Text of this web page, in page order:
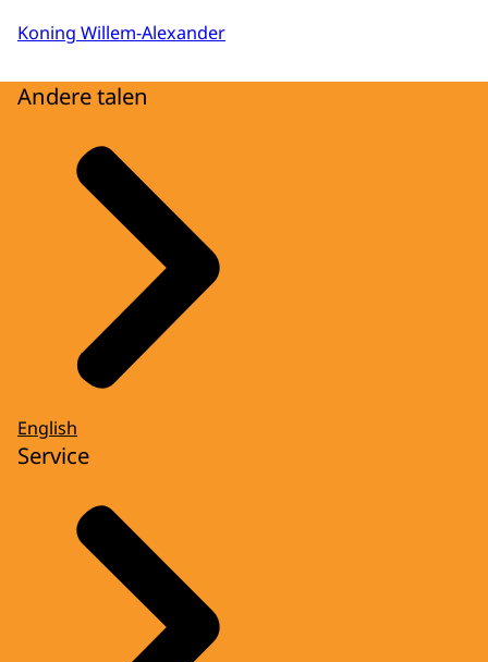
Koning Willem-Alexander
Andere talen
English
Service